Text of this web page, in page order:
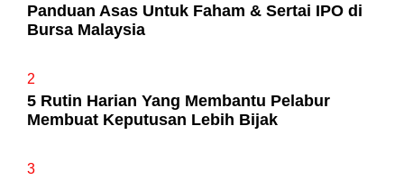
Panduan Asas Untuk Faham & Sertai IPO di
Bursa Malaysia
2
5 Rutin Harian Yang Membantu Pelabur
Membuat Keputusan Lebih Bijak
3